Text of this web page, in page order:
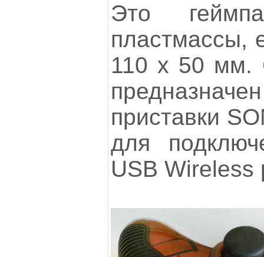
Это
пластмассы,
110 х 50 мм.
приставки
для
USB Wireless